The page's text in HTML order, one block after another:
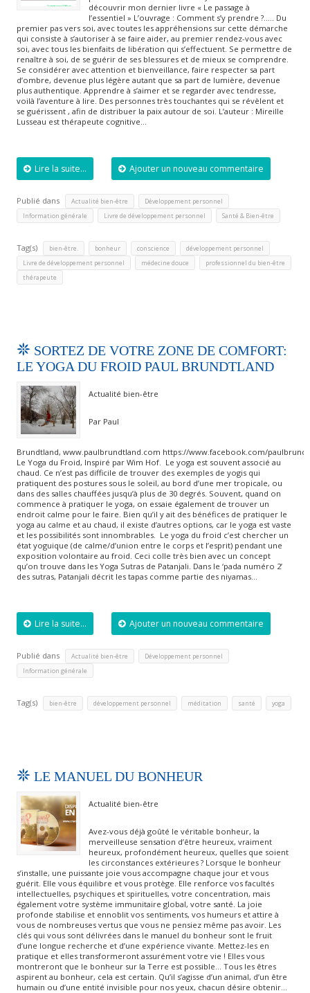
découvrir mon dernier livre « Le passage à
l’essentiel » L’ouvrage : Comment s’y prendre ?….. Du
premier pas vers soi, avec toutes les appréhensions sur cette démarche
qui consiste à s’autoriser à se faire aider, au premier rendez-vous avec
soi, avec tous les bienfaits de libération qui s’effectuent. Se permettre de
renaître à soi, de se guérir de ses blessures et de mieux se comprendre.
Se considérer avec attention et bienveillance, faire respecter sa part
d’ombre, devenue plus légère autant que sa part de lumière, devenue
plus authentique. Apprendre à s’aimer et se regarder avec tendresse,
voilà l’aventure à lire. Des personnes très touchantes qui se révèlent et
se guérissent , afin de distribuer la paix autour de soi. L’auteur : Mireille
Lusseau est thérapeute cognitive…
Lire la suite... Ajouter un nouveau commentaire
Publié dans Actualité bien-être Développement personnel
Information générale Livre de développement personnel Santé & Bien-être
Tag(s) bien-être. bonheur conscience développement personnel
Livre de développement personnel médecine douce professionnel du bien-être
thérapeute
SORTEZ DE VOTRE ZONE DE COMFORT:
LE YOGA DU FROID PAUL BRUNDTLAND
Actualité bien-être
Par Paul
Brundtland, www.paulbrundtland.com https://www.facebook.com/
Le Yoga du Froid, Inspiré par Wim Hof. Le yoga est souvent associé au
chaud. Ce n’est pas difficile de trouver des exemples de yogis qui
pratiquent des postures sous le soleil, au bord d’une mer tropicale, ou
dans des salles chauffées jusqu’à plus de 30 degrés. Souvent, quand on
commence à pratiquer le yoga, on essaie également de trouver un
endroit calme pour le faire. Bien qu’il y ait des bénéfices de pratiquer le
yoga au calme et au chaud, il existe d’autres options, car le yoga est vaste
et les possibilités sont innombrables. Le yoga du froid c’est chercher un
état yoguique (de calme/d’union entre le corps et l’esprit) pendant une
exposition volontaire au froid. Ceci colle très bien avec un concept
qu’on trouve dans les Yoga Sutras de Patanjali. Dans le ‘pada numéro 2’
des sutras, Patanjali décrit les tapas comme partie des niyamas…
Lire la suite... Ajouter un nouveau commentaire
Publié dans Actualité bien-être Développement personnel
Information générale
Tag(s) bien-être développement personnel méditation santé yoga
LE MANUEL DU BONHEUR
Actualité bien-être
Avez-vous déjà goûté le véritable bonheur, la
merveilleuse sensation d’être heureux, vraiment
heureux, profondément heureux, quelles que soient
les circonstances extérieures ? Lorsque le bonheur
s’installe, une puissante joie vous accompagne chaque jour et vous
guérit. Elle vous équilibre et vous protège. Elle renforce vos facultés
intellectuelles, psychiques et spirituelles, votre concentration, mais
également votre système immunitaire global, votre santé. La joie
profonde stabilise et ennoblit vos sentiments, vos humeurs et attire à
vous de nombreuses vertus que vous ne pensiez même pas avoir. Les
clés qui vous sont délivrées dans le manuel du bonheur sont le fruit
d’une longue recherche et d’une expérience vivante. Mettez-les en
pratique et elles transformeront assurément votre vie ! Elles vous
montreront que le bonheur sur la Terre est possible… Tous les êtres
aspirent au bonheur, cela est certain. Qu’il s’agisse d’un animal, d’un être
humain ou d’une entité invisible pour nos yeux, chacun désire obtenir…